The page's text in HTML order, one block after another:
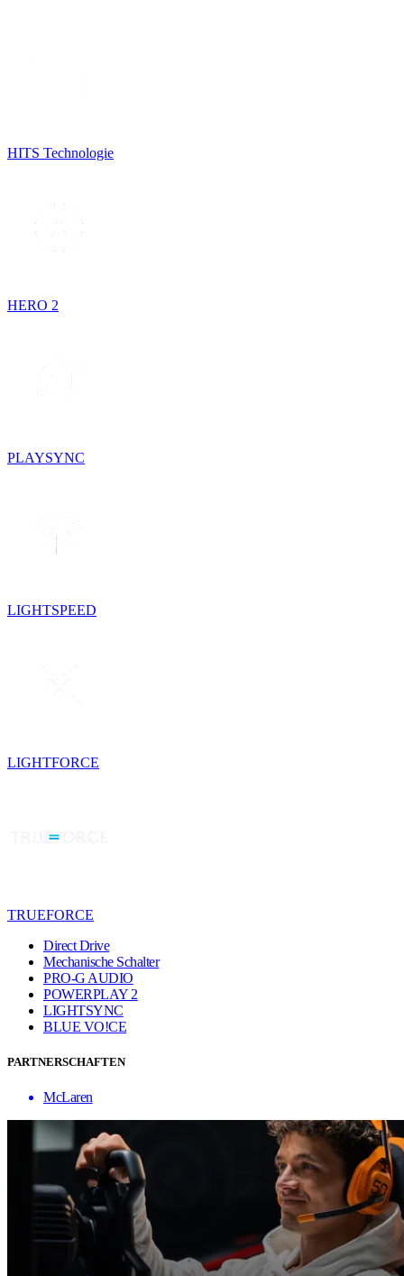
HITS Technologie
HERO 2
PLAYSYNC
LIGHTSPEED
LIGHTFORCE
TRUEFORCE
Direct Drive
Mechanische Schalter
PRO-G AUDIO
POWERPLAY 2
LIGHTSYNC
BLUE VO!CE
PARTNERSCHAFTEN
McLaren